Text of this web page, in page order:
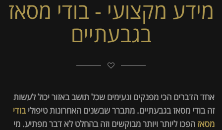
מידע מקצועי - בודי מסאז
בגבעתיים
אחד הדברים הכי מפנקים ונעימים שכל תושב באזור יכול לעשות
זה בודי מסאז בגבעתיים. מתברר שבשנים האחרונות טיפוליבודי
מסאז הפכו ליותר ויותר מבוקשים וזה בהחלט לא דבר מפתיע. מי